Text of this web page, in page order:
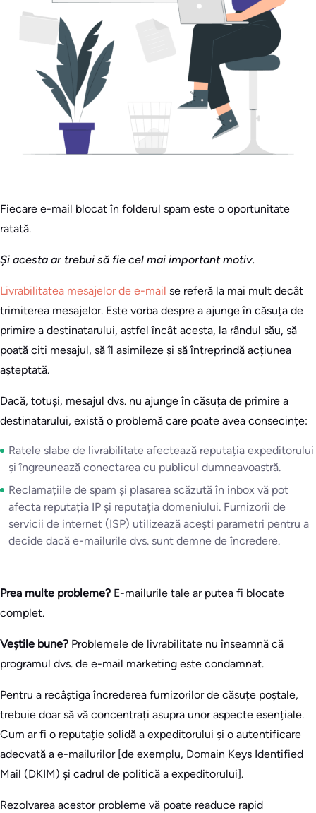
Fiecare e-mail blocat în folderul spam este o oportunitate
ratată.
Și acesta ar trebui să fie cel mai important motiv.
Livrabilitatea mesajelor de e-mail se referă la mai mult decât
trimiterea mesajelor. Este vorba despre a ajunge în căsuța de
primire a destinatarului, astfel încât acesta, la rândul său, să
poată citi mesajul, să îl asimileze și să întreprindă acțiunea
așteptată.
Dacă, totuși, mesajul dvs. nu ajunge în căsuța de primire a
destinatarului, există o problemă care poate avea consecințe:
Ratele slabe de livrabilitate afectează reputația expeditorului
și îngreunează conectarea cu publicul dumneavoastră.
Reclamațiile de spam și plasarea scăzută în inbox vă pot
afecta reputația IP și reputația domeniului. Furnizorii de
servicii de internet (ISP) utilizează acești parametri pentru a
decide dacă e-mailurile dvs. sunt demne de încredere.
Prea multe probleme? E-mailurile tale ar putea fi blocate
complet.
Veștile bune? Problemele de livrabilitate nu înseamnă că
programul dvs. de e-mail marketing este condamnat.
Pentru a recâștiga încrederea furnizorilor de căsuțe poștale,
trebuie doar să vă concentrați asupra unor aspecte esențiale.
Cum ar fi o reputație solidă a expeditorului și o autentificare
adecvată a e-mailurilor [de exemplu, Domain Keys Identified
Mail (DKIM) și cadrul de politică a expeditorului].
Rezolvarea acestor probleme vă poate readuce rapid